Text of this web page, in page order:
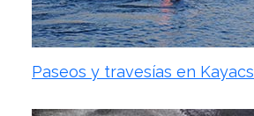
Paseos y travesías en Kayacs